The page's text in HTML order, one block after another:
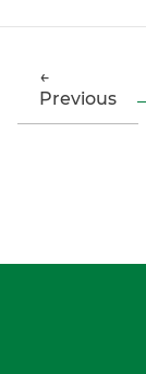
←
Previous